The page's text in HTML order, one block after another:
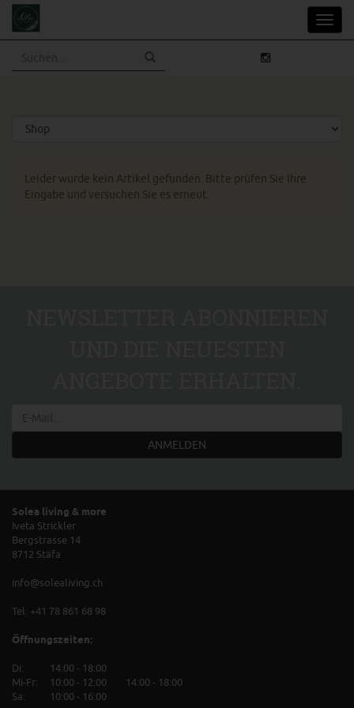
Skip
main
Leider wurde kein Artikel gefunden. Bitte prüfen Sie Ihre
Eingabe und versuchen Sie es erneut.
ANMELDEN
Solea living & more
Iveta Strickler
Bergstrasse 14
8712 Stäfa
info@solealiving.ch
Tel: +41 78 861 68 98
Öffnungszeiten:
Di:
14:00 - 18:00
Mi-Fr:
	10:
00 - 12:00
14:00 - 18:00
Sa:
10:00 - 16:00